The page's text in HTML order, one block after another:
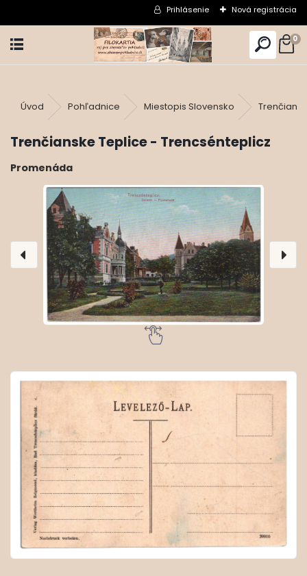
Prihlásenie Nová registrácia
0
Úvod Pohľadnice Miestopis Slovensko
Trenčianske Teplice - Trencsénteplicz
Promenáda